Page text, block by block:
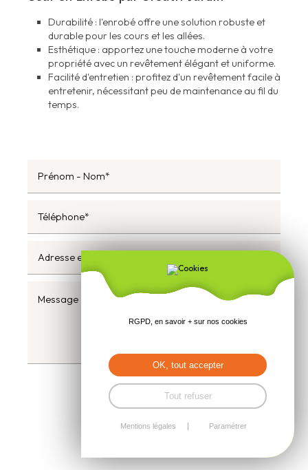
Durabilité : l'enrobé offre une solution robuste et
durable pour les cours et les allées.
Esthétique : apportez une touche moderne à votre
propriété avec un revêtement élégant et uniforme.
Facilité d'entretien : profitez d'un revêtement facile à
entretenir, nécessitant peu de maintenance au fil du
temps.
Envoyer
RGPD, en savoir + sur nos cookies
OK, tout accepter
Tout refuser
Mentions légales Paramétrer